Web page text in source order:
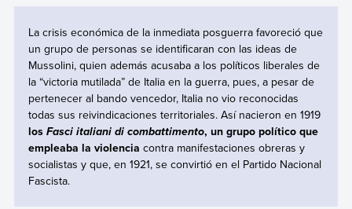
La crisis económica de la inmediata posguerra favoreció que
un grupo de personas se identificaran con las ideas de
Mussolini, quien además acusaba a los políticos liberales de
la “victoria mutilada” de Italia en la guerra, pues, a pesar de
pertenecer al bando vencedor, Italia no vio reconocidas
todas sus reivindicaciones territoriales. Así nacieron en 1919
losFasci italiani di combattimento, un grupo político que
empleaba la violencia contra manifestaciones obreras y
socialistas y que, en 1921, se convirtió en el Partido Nacional
Fascista.